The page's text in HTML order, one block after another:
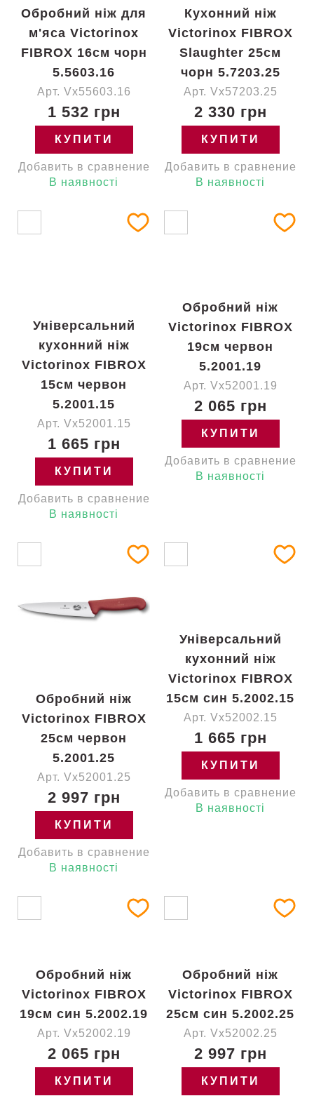
Обробний ніж для
м'яса Victorinox
FIBROX 16см чорн
5.5603.16
Арт. Vx55603.16
1 532 грн
КУПИТИ
Добавить в сравнение
В наявності
Кухонний ніж
Victorinox FIBROX
Slaughter 25см
чорн 5.7203.25
Арт. Vx57203.25
2 330 грн
КУПИТИ
Добавить в сравнение
В наявності
Універсальний
кухонний ніж
Victorinox FIBROX
15см червон
5.2001.15
Арт. Vx52001.15
1 665 грн
КУПИТИ
Добавить в сравнение
В наявності
Обробний ніж
Victorinox FIBROX
19см червон
5.2001.19
Арт. Vx52001.19
2 065 грн
КУПИТИ
Добавить в сравнение
В наявності
Обробний ніж
Victorinox FIBROX
25см червон
5.2001.25
Арт. Vx52001.25
2 997 грн
КУПИТИ
Добавить в сравнение
В наявності
Універсальний
кухонний ніж
Victorinox FIBROX
15см син 5.2002.15
Арт. Vx52002.15
1 665 грн
КУПИТИ
Добавить в сравнение
В наявності
Обробний ніж
Victorinox FIBROX
19см син 5.2002.19
Арт. Vx52002.19
2 065 грн
КУПИТИ
Обробний ніж
Victorinox FIBROX
25см син 5.2002.25
Арт. Vx52002.25
2 997 грн
КУПИТИ